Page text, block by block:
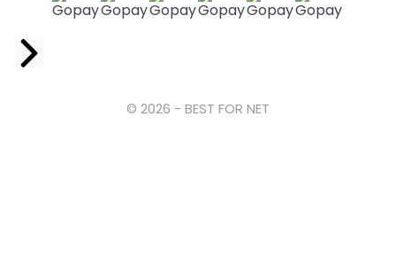
© 2026 - BEST FOR NET